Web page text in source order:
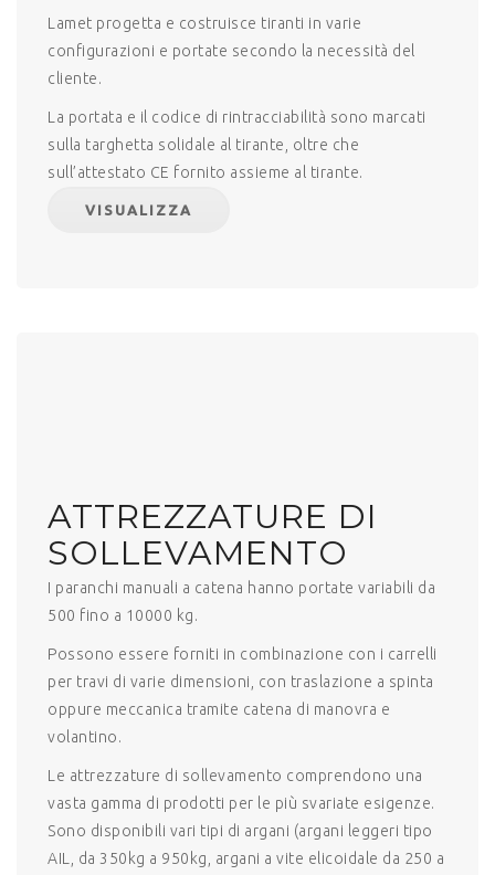
Lamet progetta e costruisce tiranti in varie
configurazioni e portate secondo la necessità del
cliente.
La portata e il codice di rintracciabilità sono marcati
sulla targhetta solidale al tirante, oltre che
sull’attestato CE fornito assieme al tirante.
VISUALIZZA
ATTREZZATURE DI
SOLLEVAMENTO
I paranchi manuali a catena hanno portate variabili da
500 fino a 10000 kg.
Possono essere forniti in combinazione con i carrelli
per travi di varie dimensioni, con traslazione a spinta
oppure meccanica tramite catena di manovra e
volantino.
Le attrezzature di sollevamento comprendono una
vasta gamma di prodotti per le più svariate esigenze.
Sono disponibili vari tipi di argani (argani leggeri tipo
AIL, da 350kg a 950kg, argani a vite elicoidale da 250 a